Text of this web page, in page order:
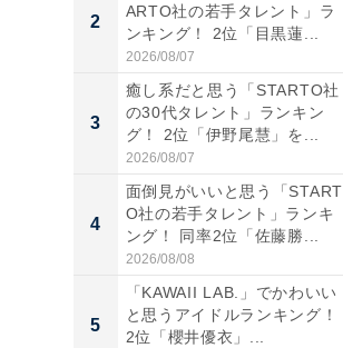
2
ARTO社の若手タレント」ラ
ンキング！ 2位「目黒蓮...
2026/08/07
3
癒し系だと思う「STARTO社
の30代タレント」ランキン
グ！ 2位「伊野尾慧」を...
2026/08/07
4
面倒見がいいと思う「START
O社の若手タレント」ランキ
ング！ 同率2位「佐藤勝...
2026/08/08
5
「KAWAII LAB.」でかわいい
と思うアイドルランキング！
2位「櫻井優衣」...